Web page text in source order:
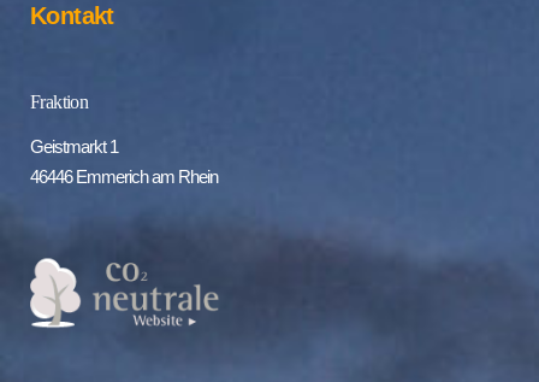
Kontakt
Fraktion
Geistmarkt 1
46446 Emmerich am Rhein